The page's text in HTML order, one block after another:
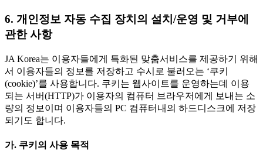
6. 개인정보 자동 수집 장치의 설치/운영 및 거부에
관한 사항
JA Korea는 이용자들에게 특화된 맞춤서비스를 제공하기 위해
서 이용자들의 정보를 저장하고 수시로 불러오는 ‘쿠키
(cookie)’를 사용합니다. 쿠키는 웹사이트를 운영하는데 이용
되는 서버(HTTP)가 이용자의 컴퓨터 브라우저에게 보내는 소
량의 정보이며 이용자들의 PC 컴퓨터내의 하드디스크에 저장
되기도 합니다.
가. 쿠키의 사용 목적